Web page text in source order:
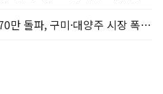
올 상반기 방한 외래객 1070만 돌파, 구미·대양주 시장 폭발적 성장